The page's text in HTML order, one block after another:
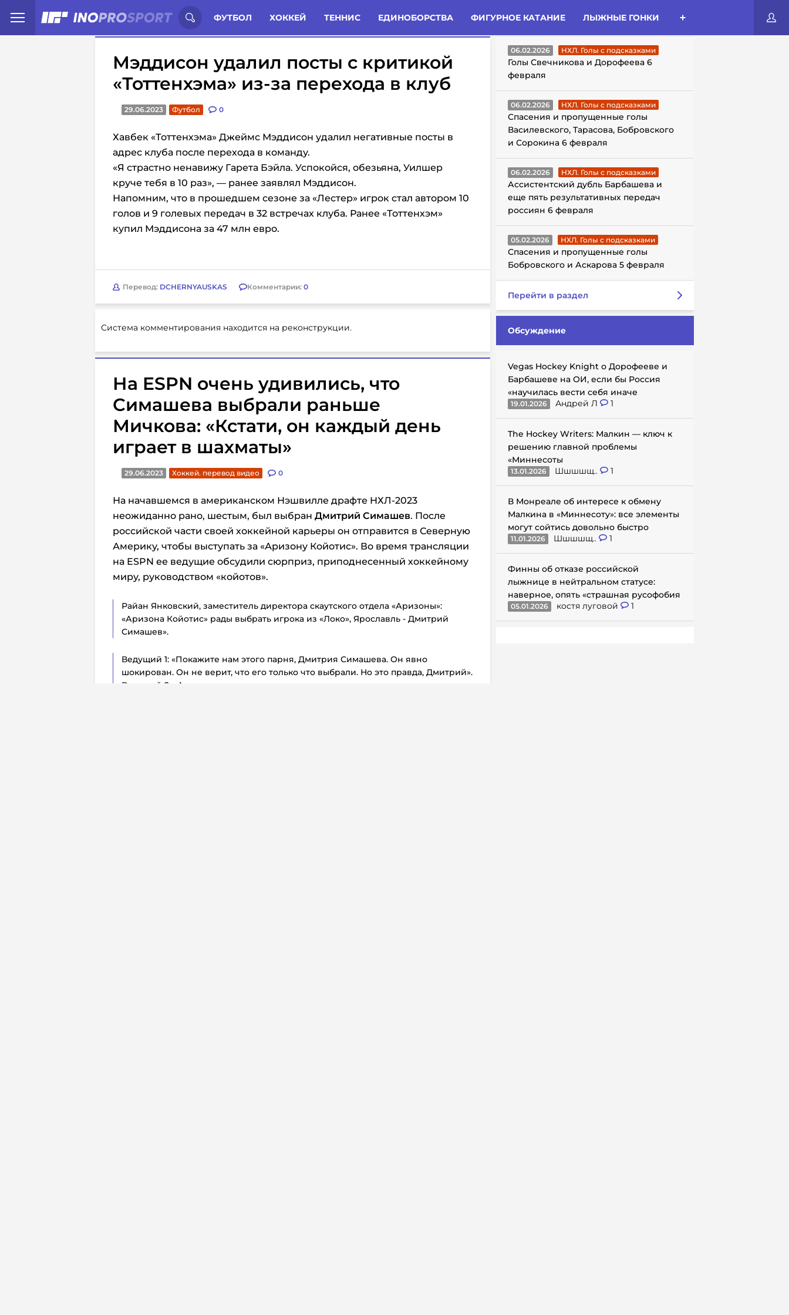
ФУТБОЛ ХОККЕЙ ТЕННИС ЕДИНОБОРСТВА ФИГУРНОЕ КАТАНИЕ ЛЫЖНЫЕ ГОНКИ
Иностранцы о спорте России: Статьи Комменты Новости
Мэддисон удалил посты с критикой
«Тоттенхэма» из-за перехода в клуб
29.06.2023 Футбол 0
Хавбек «Тоттенхэма» Джеймс Мэддисон удалил негативные посты в
адрес клуба после перехода в команду.
«Я страстно ненавижу Гарета Бэйла. Успокойся, обезьяна, Уилшер
круче тебя в 10 раз», — ранее заявлял Мэддисон.
Напомним, что в прошедшем сезоне за «Лестер» игрок стал автором 10
голов и 9 голевых передач в 32 встречах клуба. Ранее «Тоттенхэм»
купил Мэддисона за 47 млн евро.
Перевод: DCHERNYAUSKAS Комментарии: 0
Система комментирования находится на реконструкции.
На ESPN очень удивились, что
Симашева выбрали раньше
Мичкова: «Кстати, он каждый день
играет в шахматы»
29.06.2023 Хоккей. перевод видео 0
На начавшемся в американском Нэшвилле драфте НХЛ-2023
неожиданно рано, шестым, был выбран Дмитрий Симашев. После
российской части своей хоккейной карьеры он отправится в Северную
Америку, чтобы выступать за «Аризону Койотис». Во время трансляции
на ESPN ее ведущие обсудили сюрприз, приподнесенный хоккейному
миру, руководством «койотов».
Райан Янковский, заместитель директора скаутского отдела «Аризоны»:
«Аризона Койотис» рады выбрать игрока из «Локо», Ярославль - Дмитрий
Симашев».
Ведущий 1: «Покажите нам этого парня, Дмитрия Симашева. Он явно
шокирован. Он не верит, что его только что выбрали. Но это правда, Дмитрий».
Ведущий 2: «А многие говорили, что он один из лучших защитников на этом
ГОЛЫ С ПОДСКАЗКАМИ
06.02.2026 НХЛ. Голы с подсказками
Голы Свечникова и Дорофеева 6
февраля
06.02.2026 НХЛ. Голы с подсказками
Спасения и пропущенные голы
Василевского, Тарасова, Бобровского
и Сорокина 6 февраля
06.02.2026 НХЛ. Голы с подсказками
Ассистентский дубль Барбашева и
еще пять результативных передач
россиян 6 февраля
05.02.2026 НХЛ. Голы с подсказками
Спасения и пропущенные голы
Бобровского и Аскарова 5 февраля
Перейти в раздел
Обсуждение
Vegas Hockey Knight о Дорофееве и
Барбашеве на ОИ, если бы Россия
«научилась вести себя иначе
19.01.2026 Андрей Л 1
The Hockey Writers: Малкин — ключ к
решению главной проблемы
«Миннесоты
13.01.2026 Шшшшщ.. 1
В Монреале об интересе к обмену
Малкина в «Миннесоту»: все элементы
могут сойтись довольно быстро
11.01.2026 Шшшшщ.. 1
Финны об отказе российской
лыжнице в нейтральном статусе:
наверное, опять «страшная русофобия
05.01.2026 костя луговой 1